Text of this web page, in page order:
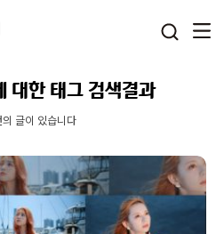
대한 태그 검색결과
글이 있습니다